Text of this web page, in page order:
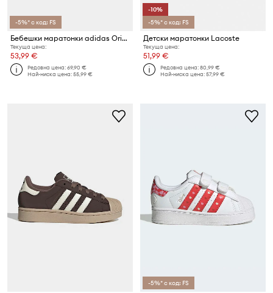
-5%* с код: FS
Бебешки маратонки adidas Originals SUPERSTAR II
Текуща цена:
53,99 €
Редовна цена:69,90 €
Най-ниска цена:55,99 €
-10%
-5%* с код: FS
Детски маратонки Lacoste
Текуща цена:
51,99 €
Редовна цена:80,99 €
Най-ниска цена:57,99 €
-5%* с код: FS